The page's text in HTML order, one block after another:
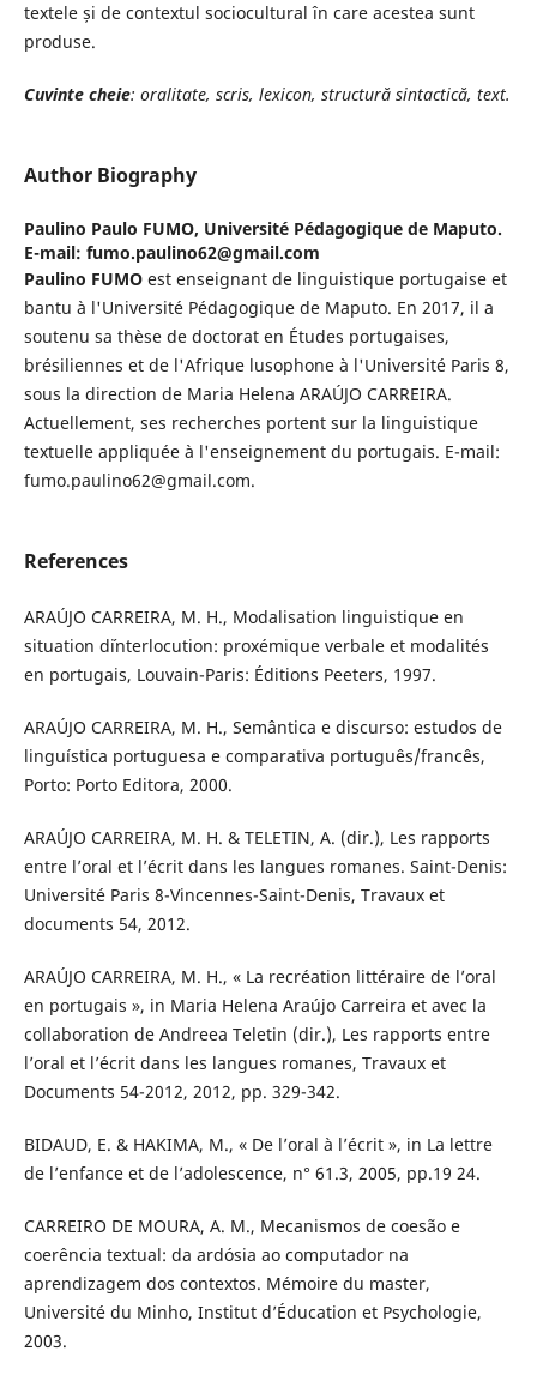
textele și de contextul sociocultural în care acestea sunt
produse.
Cuvinte cheie: oralitate, scris, lexicon, structură sintactică, text.
Author Biography
Paulino Paulo FUMO, Université Pédagogique de Maputo.
E-mail: fumo.paulino62@gmail.com
Paulino FUMOest enseignant de linguistique portugaise et
bantu à l'Université Pédagogique de Maputo. En 2017, il a
soutenu sa thèse de doctorat en Études portugaises,
brésiliennes et de l'Afrique lusophone à l'Université Paris 8,
sous la direction de Maria Helena ARAÚJO CARREIRA.
Actuellement, ses recherches portent sur la linguistique
textuelle appliquée à l'enseignement du portugais. E-mail:
fumo.paulino62@gmail.com.
References
ARAÚJO CARREIRA, M. H., Modalisation linguistique en
situation d´interlocution: proxémique verbale et modalités
en portugais, Louvain-Paris: Éditions Peeters, 1997.
ARAÚJO CARREIRA, M. H., Semântica e discurso: estudos de
linguística portuguesa e comparativa português/francês,
Porto: Porto Editora, 2000.
ARAÚJO CARREIRA, M. H. & TELETIN, A. (dir.), Les rapports
entre l’oral et l’écrit dans les langues romanes. Saint-Denis:
Université Paris 8-Vincennes-Saint-Denis, Travaux et
documents 54, 2012.
ARAÚJO CARREIRA, M. H., « La recréation littéraire de l’oral
en portugais », in Maria Helena Araújo Carreira et avec la
collaboration de Andreea Teletin (dir.), Les rapports entre
l’oral et l’écrit dans les langues romanes, Travaux et
Documents 54-2012, 2012, pp. 329-342.
BIDAUD, E. & HAKIMA, M., « De l’oral à l’écrit », in La lettre
de l’enfance et de l’adolescence, n° 61.3, 2005, pp.19 24.
CARREIRO DE MOURA, A. M., Mecanismos de coesão e
coerência textual: da ardósia ao computador na
aprendizagem dos contextos. Mémoire du master,
Université du Minho, Institut d’Éducation et Psychologie,
2003.